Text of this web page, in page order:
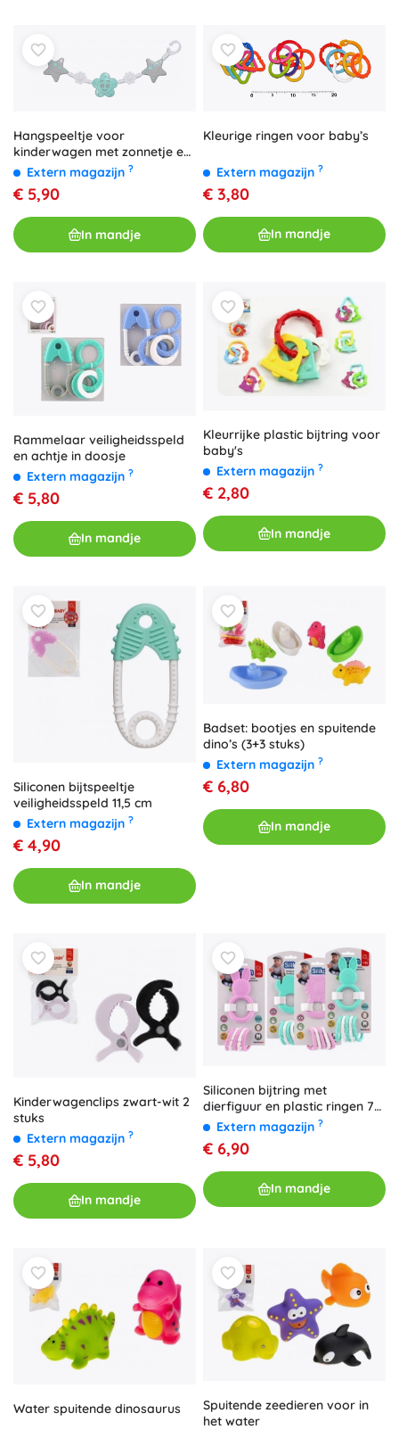
Hangspeeltje voor
kinderwagen met zonnetje en
sterretjes
Extern magazijn ?
€ 5,90
In mandje
Kleurige ringen voor baby’s
Extern magazijn ?
€ 3,80
In mandje
Rammelaar veiligheidsspeld
en achtje in doosje
Extern magazijn ?
€ 5,80
In mandje
Kleurrijke plastic bijtring voor
baby's
Extern magazijn ?
€ 2,80
In mandje
Siliconen bijtspeeltje
veiligheidsspeld 11,5 cm
Extern magazijn ?
€ 4,90
In mandje
Badset: bootjes en spuitende
dino’s (3+3 stuks)
Extern magazijn ?
€ 6,80
In mandje
Kinderwagenclips zwart-wit 2
stuks
Extern magazijn ?
€ 5,80
In mandje
Siliconen bijtring met
dierfiguur en plastic ringen 7–
8 cm, mix kleuren, 3m+
Extern magazijn ?
€ 6,90
In mandje
Water spuitende dinosaurus
Spuitende zeedieren voor in
het water